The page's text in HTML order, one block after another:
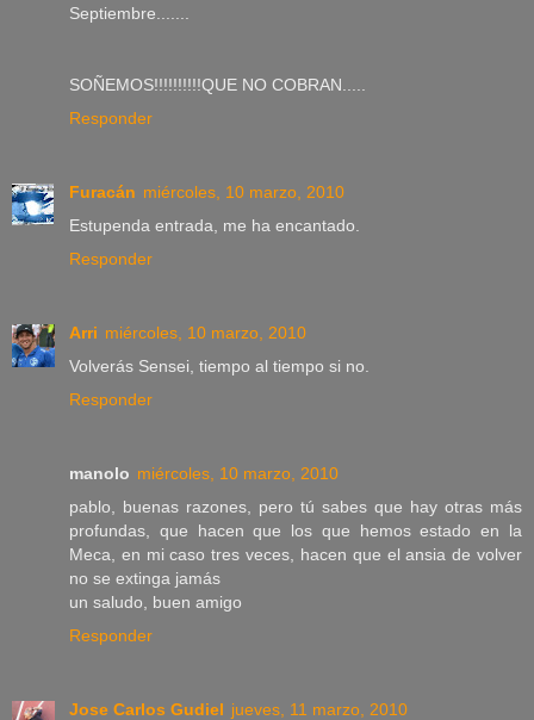
Septiembre.......
SOÑEMOS!!!!!!!!!!QUE NO COBRAN.....
Responder
Furacán miércoles, 10 marzo, 2010
Estupenda entrada, me ha encantado.
Responder
Arri miércoles, 10 marzo, 2010
Volverás Sensei, tiempo al tiempo si no.
Responder
manolo miércoles, 10 marzo, 2010
pablo, buenas razones, pero tú sabes que hay otras más
profundas, que hacen que los que hemos estado en la
Meca, en mi caso tres veces, hacen que el ansia de volver
no se extinga jamás
un saludo, buen amigo
Responder
Jose Carlos Gudiel jueves, 11 marzo, 2010